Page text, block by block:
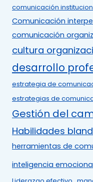
comunicación
Comunicación
comunicación
cultura
desarrollo
estrategia de
estrategias de
Gestión del
Habilidades
herramientas de
inteligencia